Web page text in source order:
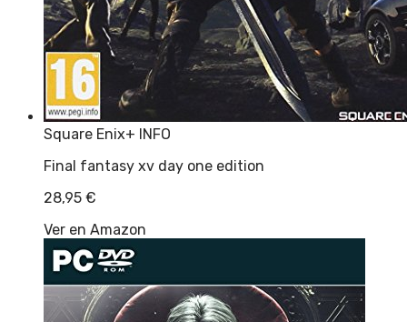
Square Enix+ INFO
Final fantasy xv day one edition
28,95 €
Ver en Amazon